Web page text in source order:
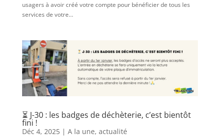
usagers à avoir créé votre compte pour bénéficier de tous les
services de votre...
⏳ J-30 : les badges de déchèterie, c’est bientôt
fini !
Déc 4, 2025| A la une, actualité